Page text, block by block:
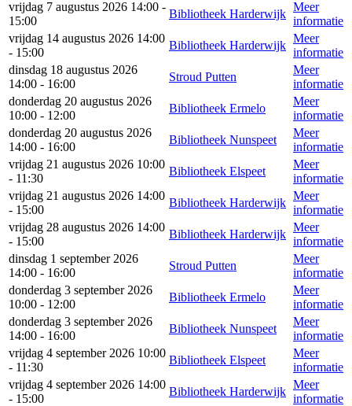
vrijdag 7 augustus 2026 14:00 -
15:00
Bibliotheek Harderwijk
Meer
informatie
vrijdag 14 augustus 2026 14:00
- 15:00
Bibliotheek Harderwijk
Meer
informatie
dinsdag 18 augustus 2026
14:00 - 16:00
Stroud Putten
Meer
informatie
donderdag 20 augustus 2026
10:00 - 12:00
Bibliotheek Ermelo
Meer
informatie
donderdag 20 augustus 2026
14:00 - 16:00
Bibliotheek Nunspeet
Meer
informatie
vrijdag 21 augustus 2026 10:00
- 11:30
Bibliotheek Elspeet
Meer
informatie
vrijdag 21 augustus 2026 14:00
- 15:00
Bibliotheek Harderwijk
Meer
informatie
vrijdag 28 augustus 2026 14:00
- 15:00
Bibliotheek Harderwijk
Meer
informatie
dinsdag 1 september 2026
14:00 - 16:00
Stroud Putten
Meer
informatie
donderdag 3 september 2026
10:00 - 12:00
Bibliotheek Ermelo
Meer
informatie
donderdag 3 september 2026
14:00 - 16:00
Bibliotheek Nunspeet
Meer
informatie
vrijdag 4 september 2026 10:00
- 11:30
Bibliotheek Elspeet
Meer
informatie
vrijdag 4 september 2026 14:00
- 15:00
Bibliotheek Harderwijk
Meer
informatie